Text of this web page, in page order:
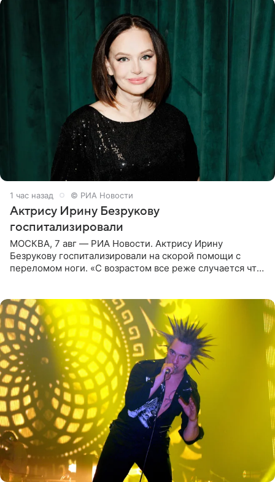
1 час назад © РИА Новости
Актрису Ирину Безрукову
госпитализировали
МОСКВА, 7 авг — РИА Новости. Актрису Ирину
Безрукову госпитализировали на скорой помощи с
переломом ноги. «С возрастом все реже случается что-